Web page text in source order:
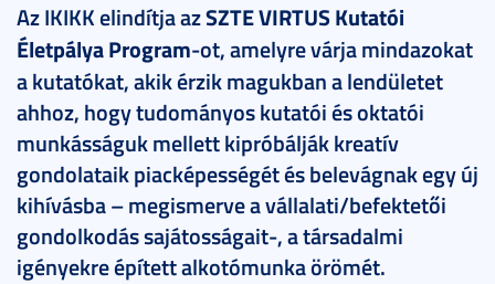
Az IKIKK elindítja azSZTE VIRTUS Kutatói
Életpálya Program-ot, amelyre várja mindazokat
a kutatókat, akik érzik magukban a lendületet
ahhoz, hogy tudományos kutatói és oktatói
munkásságuk mellett kipróbálják kreatív
gondolataik piacképességét és belevágnak egy új
kihívásba – megismerve a vállalati/befektetői
gondolkodás sajátosságait-, a társadalmi
igényekre épített alkotómunka örömét.